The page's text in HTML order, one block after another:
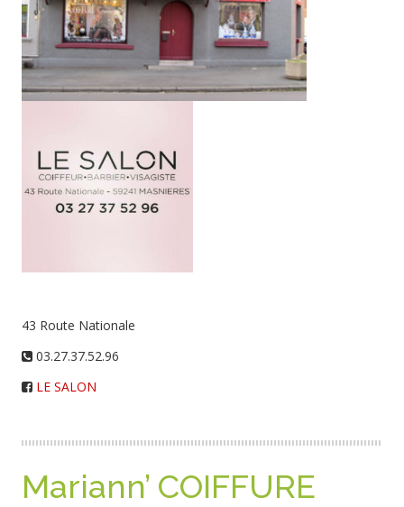
43 Route Nationale
03.27.37.52.96
LE SALON
Mariann’ COIFFURE